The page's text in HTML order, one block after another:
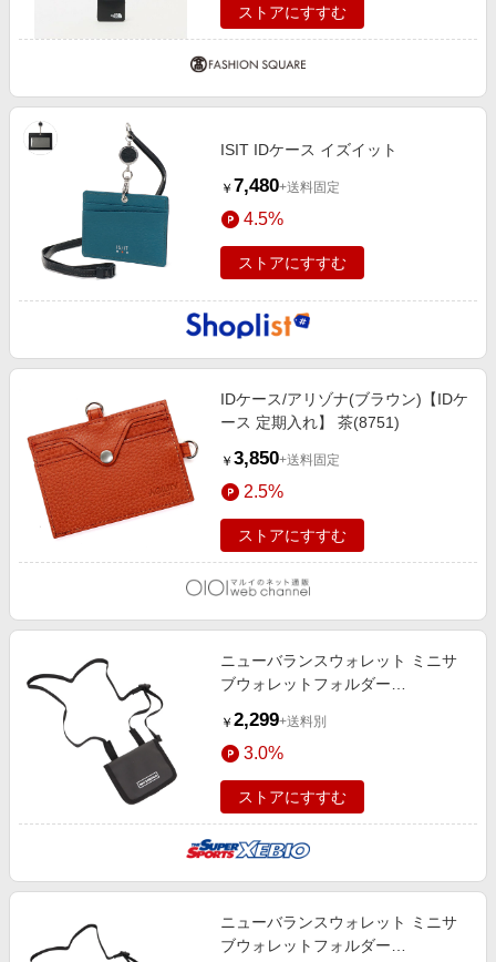
ストアにすすむ
ISIT IDケース イズイット
￥ 7,480+送料固定
4.5%
ストアにすすむ
IDケース/アリゾナ(ブラウン)【IDケ
ース 定期入れ】 茶(8751)
￥ 3,850+送料固定
2.5%
ストアにすすむ
ニューバランスウォレット ミニサ
ブウォレットフォルダー
ポーチ
￥ 2,299+送料別
3.0%
ストアにすすむ
ニューバランスウォレット ミニサ
ブウォレットフォルダー